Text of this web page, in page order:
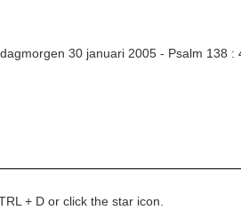
30 januari 2005 - Psalm 138 :
+ D or click the star icon.